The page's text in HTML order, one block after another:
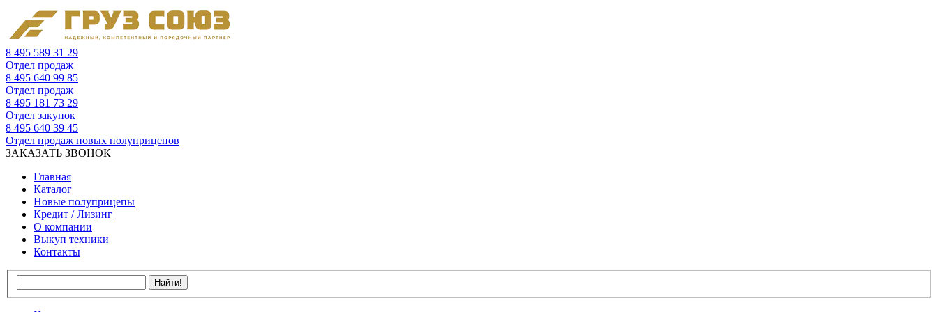
8 495 589 31 29
Отдел продаж
8 495 640 99 85
Отдел продаж
8 495 181 73 29
Отдел закупок
8 495 640 39 45
Отдел продаж новых полуприцепов
ЗАКАЗАТЬ ЗВОНОК
Главная
Каталог
Новые полуприцепы
Кредит / Лизинг
О компании
Выкуп техники
Контакты